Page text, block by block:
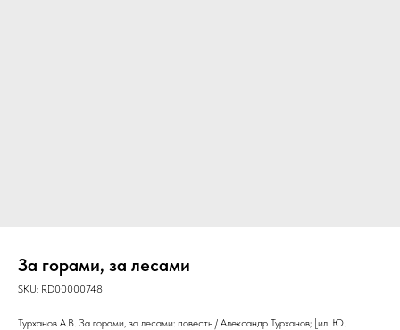
За горами, за лесами
SKU: RD00000748
Турханов А.В. За горами, за лесами: повесть / Александр Турханов; [ил. Ю.